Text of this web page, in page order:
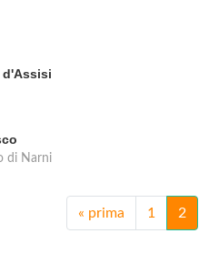
d'Assisi
di Narni
« prima 1 2